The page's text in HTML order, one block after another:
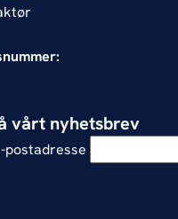
vårt nyhetsbrev
postadresse